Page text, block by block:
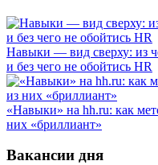
Навыки — вид сверху: из
и без чего не обойтись HR
«Навыки» на hh.ru: как
них «бриллиант»
Вакансии дня